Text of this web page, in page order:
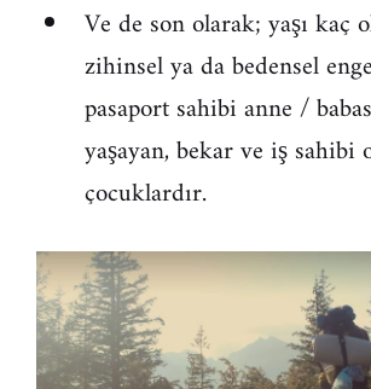
Ve de son olarak; yaşı kaç
zihinsel ya da bedensel
pasaport sahibi anne /
yaşayan, bekar ve iş sahibi
çocuklardır.